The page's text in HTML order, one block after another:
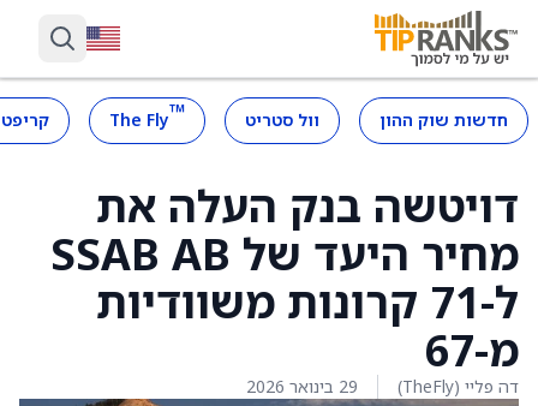
חדשות שוק ההון וול סטריט ™
The Fly
דויטשה בנק העלה את
מחיר היעד של SSAB AB
ל-71 קרונות משוודיות
מ-67
דה פליי (TheFly) 29 בינואר 2026